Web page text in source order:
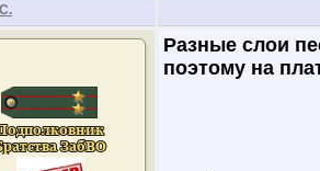
Разные слои
поэтому на